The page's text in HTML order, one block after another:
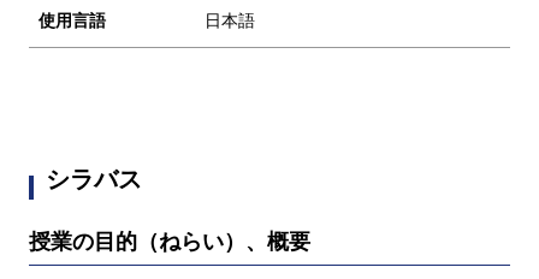
使用言語 日本語
シラバス
授業の目的（ねらい）、概要